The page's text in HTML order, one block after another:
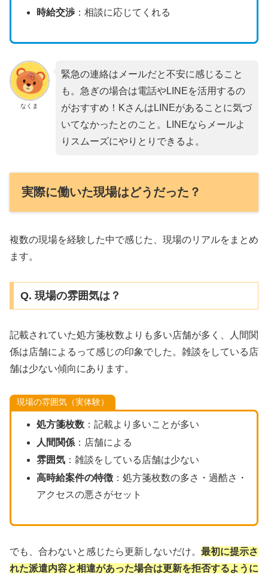
時給交渉：相談に応じてくれる
なくま
緊急の連絡はメールだと不安に感じること
も。急ぎの場合は電話やLINEを活用するの
がおすすめ！KさんはLINEがあることに気づ
いてなかったとのこと。LINEならメールよ
りスムーズにやりとりできるよ。
実際に働いた現場はどうだった？
複数の現場を経験した中で感じた、現場のリアルをまとめ
ます。
Q. 現場の雰囲気は？
記載されていた処方箋枚数よりも多い店舗が多く、人間関
係は店舗によるって感じの印象でした。雑談をしている店
舗は少ない傾向にあります。
現場の雰囲気（実体験）
処方箋枚数：記載より多いことが多い
人間関係：店舗による
雰囲気：雑談をしている店舗は少ない
高時給案件の特徴：処方箋枚数の多さ・過酷さ・
アクセスの悪さがセット
でも、合わないと感じたら更新しないだけ。 最初に提示さ
れた派遣内容と相違があった場合は更新を拒否するように